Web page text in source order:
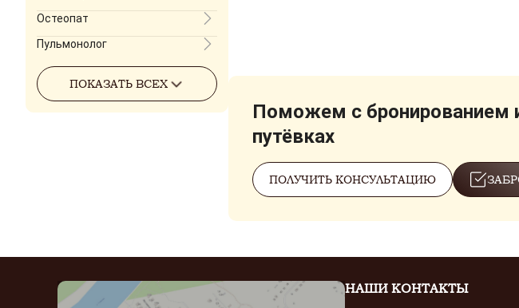
Остеопат
Пульмонолог
ПОКАЗАТЬ ВСЕХ
Поможем с бронированием
путёвках
ПОЛУЧИТЬ КОНСУЛЬТАЦИЮ
НАШИ КОНТАКТЫ